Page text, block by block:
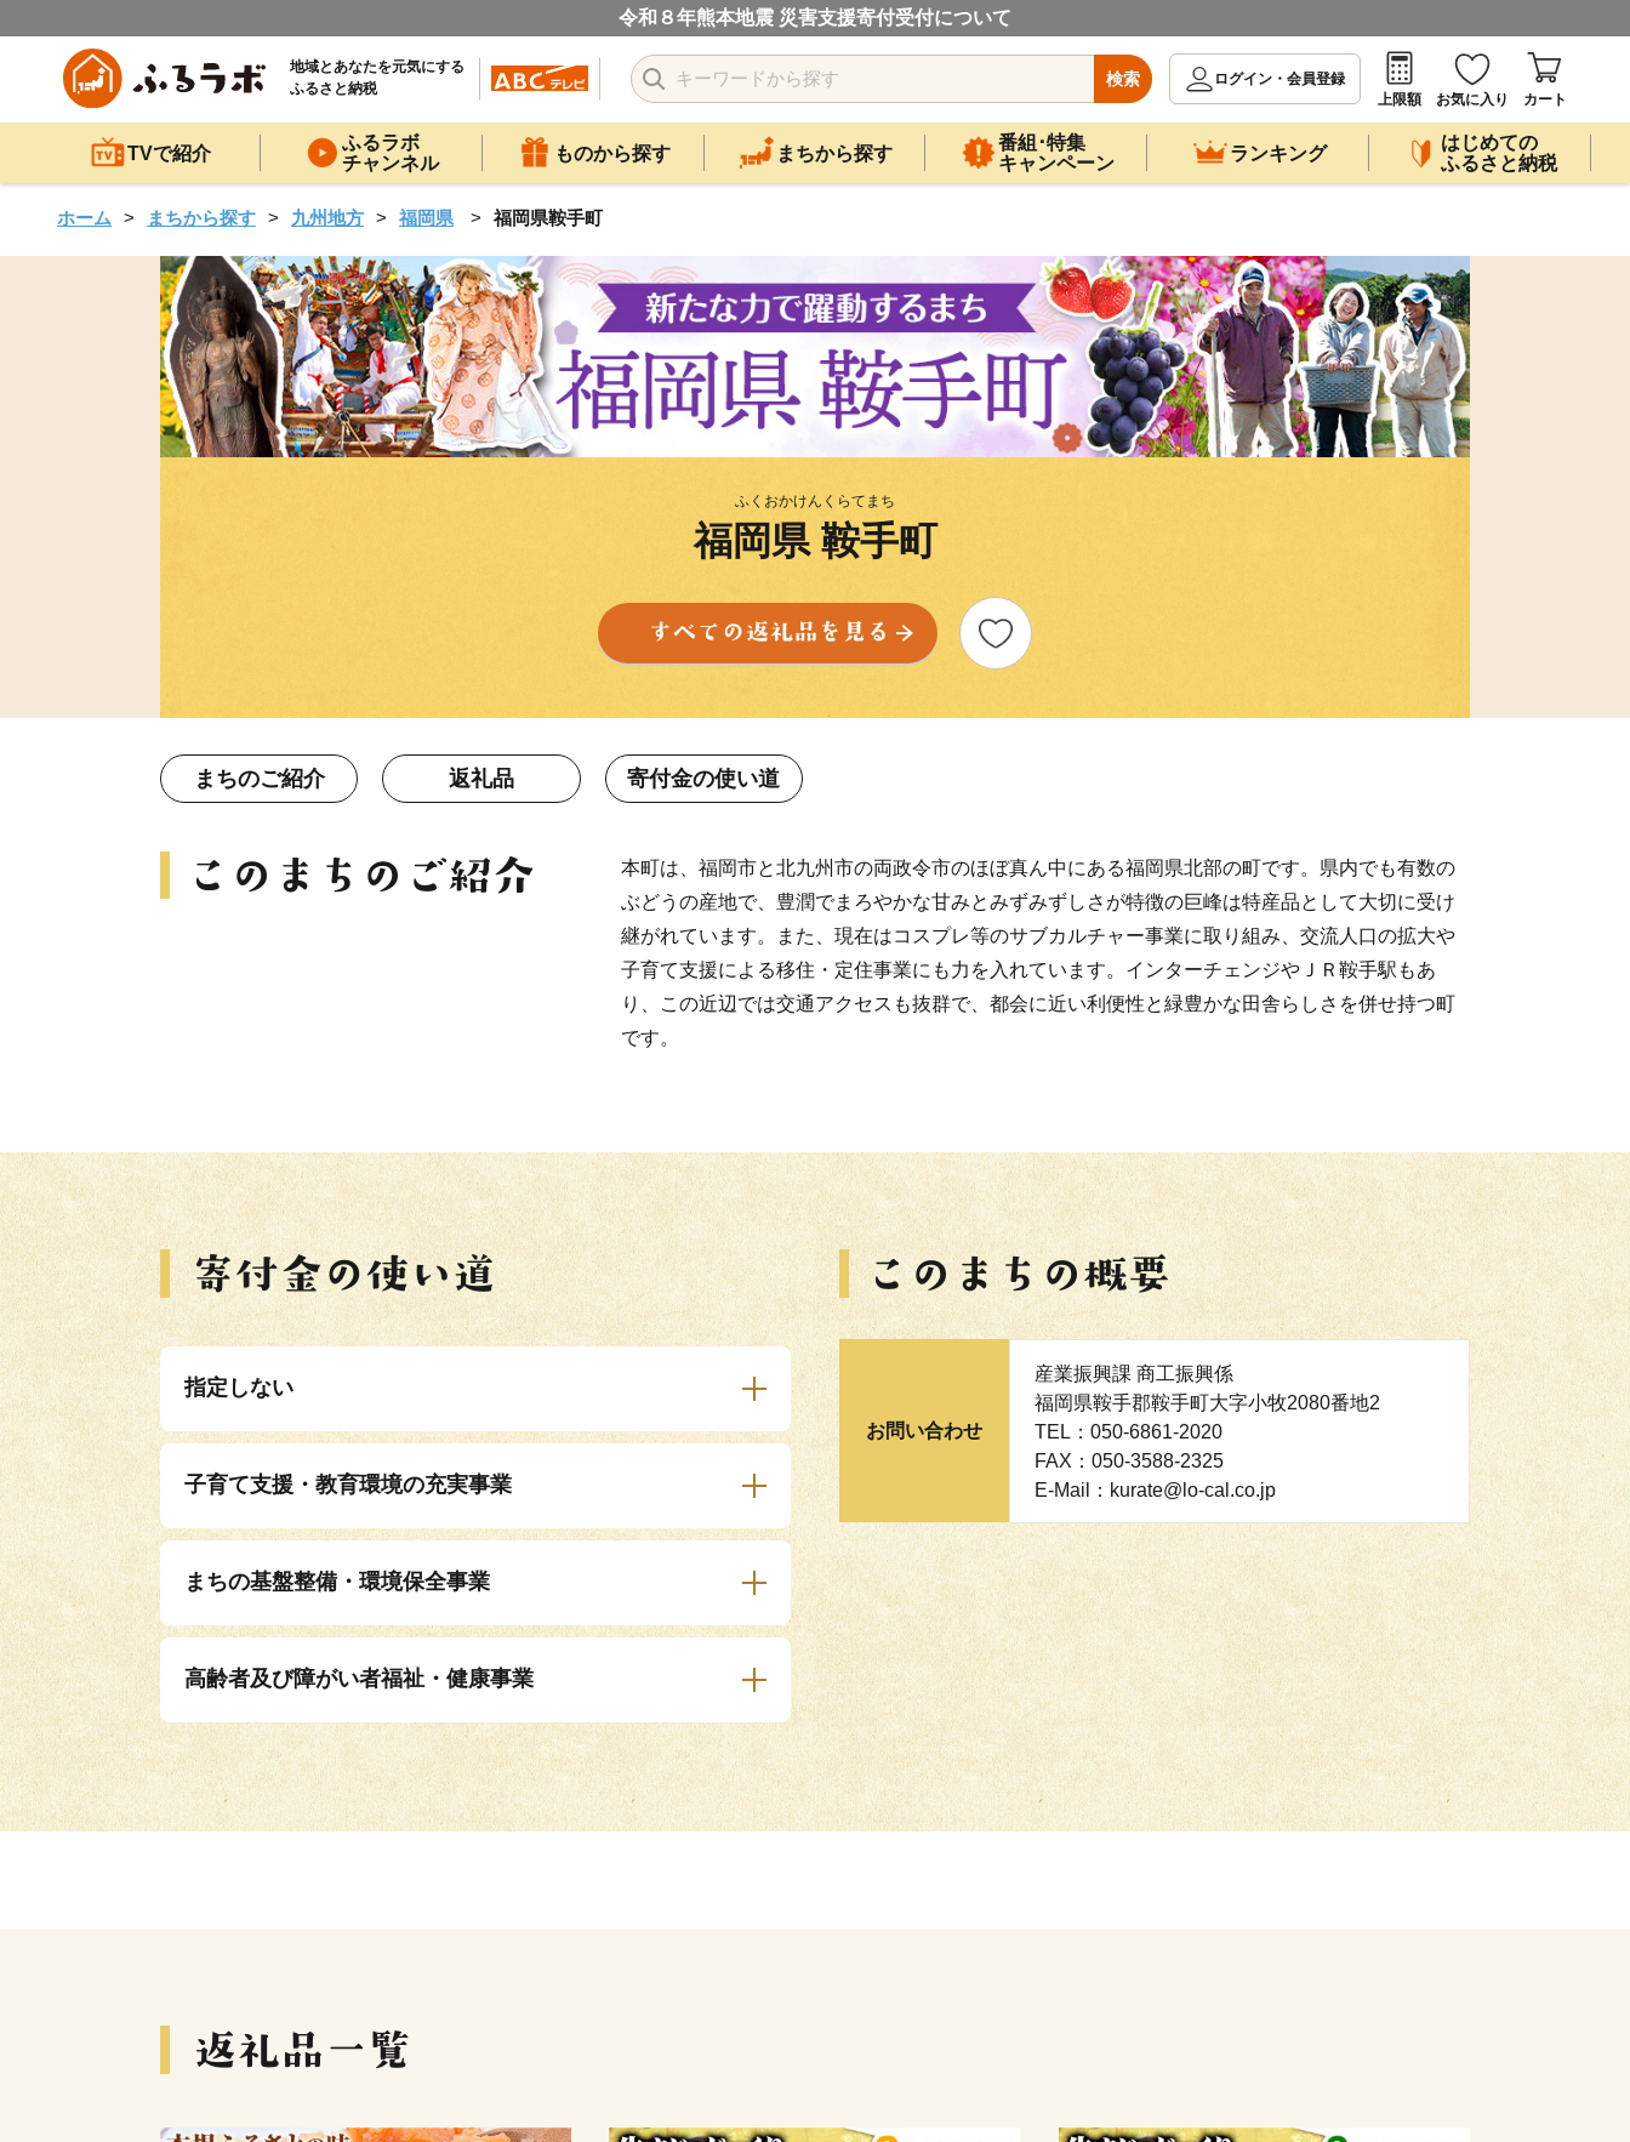
令和８年熊本地震 災害支援寄付受付について
地域とあなたを元気にする
ふるさと納税
検索
ログイン・会員登録
上限額
お気に入り カート
TVで紹介
ふるラボ
チャンネル
ものから探す まちから探す
番組･特集
キャンペーン
ランキング
はじめての
ふるさと納税
ホーム まちから探す 九州地方 福岡県 福岡県鞍手町
ふくおかけんくらてまち
福岡県 鞍手町
まちのご紹介 返礼品 寄付金の使い道
本町は、福岡市と北九州市の両政令市のほぼ真ん中にある福岡県北部の町です。県内でも有数の
ぶどうの産地で、豊潤でまろやかな甘みとみずみずしさが特徴の巨峰は特産品として大切に受け
継がれています。また、現在はコスプレ等のサブカルチャー事業に取り組み、交流人口の拡大や
子育て支援による移住・定住事業にも力を入れています。インターチェンジやＪＲ鞍手駅もあ
り、この近辺では交通アクセスも抜群で、都会に近い利便性と緑豊かな田舎らしさを併せ持つ町
です。
指定しない
子育て支援・教育環境の充実事業
まちの基盤整備・環境保全事業
高齢者及び障がい者福祉・健康事業
お問い合わせ
産業振興課 商工振興係
福岡県鞍手郡鞍手町大字小牧2080番地2
TEL：050-6861-2020
FAX：050-3588-2325
E-Mail：kurate@lo-cal.co.jp